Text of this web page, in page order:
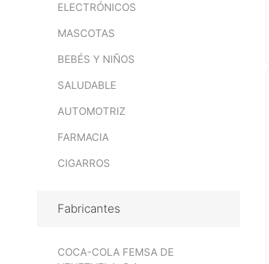
ELECTRÓNICOS
MASCOTAS
BEBÉS Y NIÑOS
SALUDABLE
AUTOMOTRIZ
FARMACIA
CIGARROS
Fabricantes
COCA-COLA FEMSA DE